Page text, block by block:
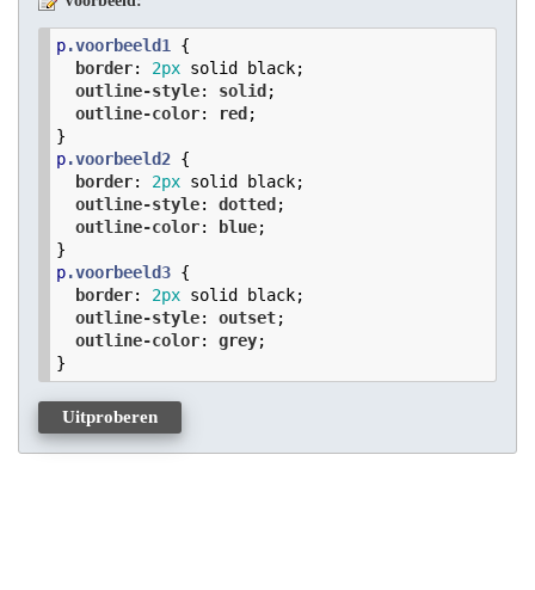
p.voorbeeld1
{
border: 2px solid black;
outline-style: solid ;
outline-color: red ;
p.voorbeeld2 {
border: 2px solid black;
outline-style: dotted ;
outline-color: blue;
p.voorbeeld3 {
border: 2px solid black;
outline-style: outset;
outline-color: grey;
Uitproberen